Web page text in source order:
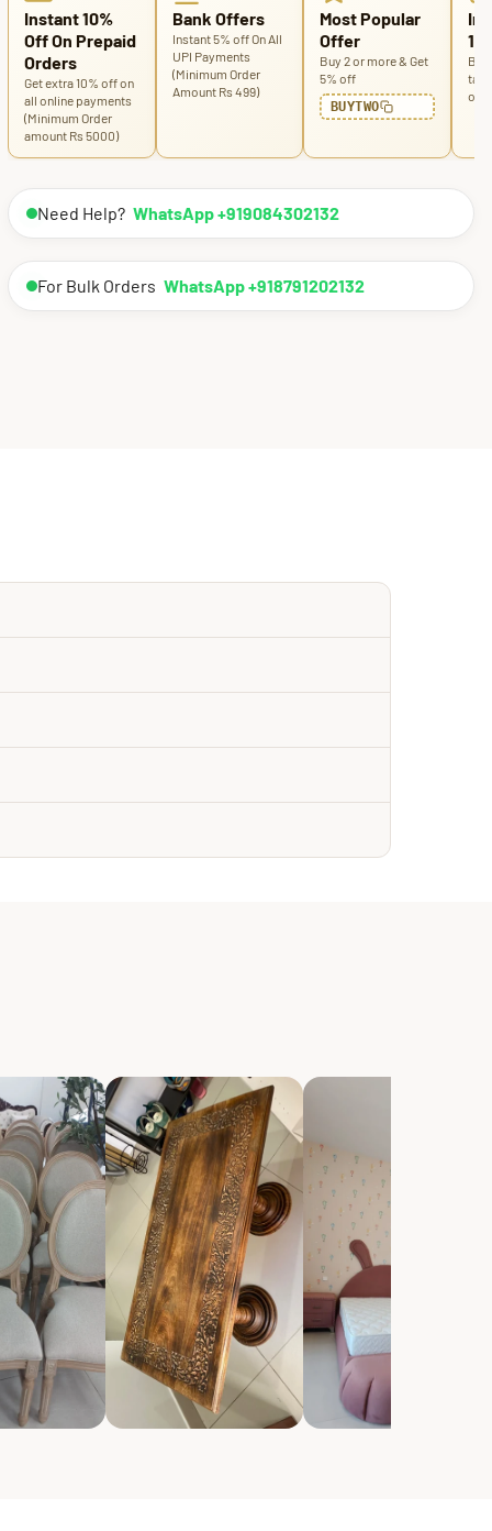
Instant 10%
Off On Prepaid
Orders
Get extra 10% off on
all online payments
(Minimum Order
amount Rs 5000)
Bank Offers
Instant 5% off On All
UPI Payments
(Minimum Order
Amount Rs 499)
Most Popular
Offer
Buy 2 or more & Get
5% off
BUYTWO
Buy
off
Need Help? WhatsApp +919084302132
For Bulk Orders WhatsApp +918791202132